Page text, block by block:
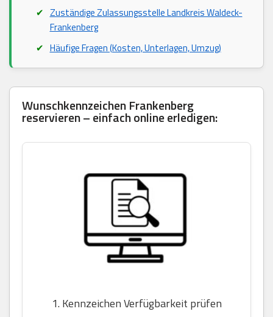
Zuständige Zulassungsstelle Landkreis Waldeck-
Frankenberg
Häufige Fragen (Kosten, Unterlagen, Umzug)
Wunschkennzeichen Frankenberg
reservieren – einfach online erledigen:
1. Kennzeichen Verfügbarkeit prüfen